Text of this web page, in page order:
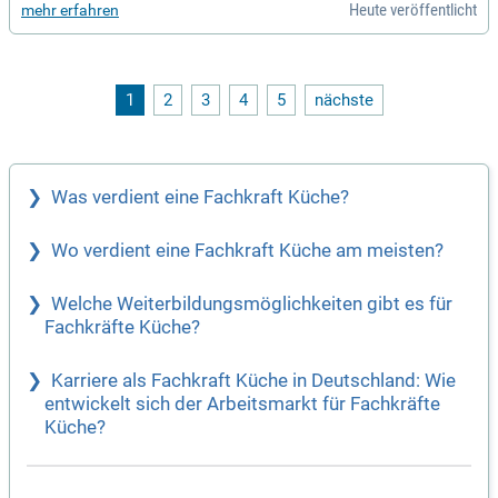
Umzüge. Du lernst, Möbel und Kücheneinheiten fachgerecht
aufzubauen sowie elektrische Geräte sicher anzuschließen.
manuel-von-Ketteler Berufskolleg in Münster statt, wo wir di
r auch die Unterkunft finanzieren. Nutze diese Chance für ei
mehr erfahren Heute veröffentlicht
1 2 3 4 5 nächste
Was verdient eine Fachkraft Küche?
Wo verdient eine Fachkraft Küche am meisten?
Welche Weiterbildungsmöglichkeiten gibt es für
Fachkräfte Küche?
Karriere als Fachkraft Küche in Deutschland: Wie
entwickelt sich der Arbeitsmarkt für Fachkräfte
Küche?